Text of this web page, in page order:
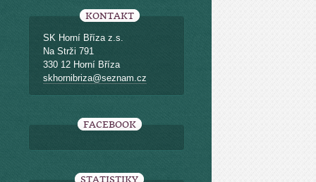
KONTAKT
SK Horní Bříza z.s.
Na Strži 791
330 12 Horní Bříza
skhornibriza@seznam.cz
FACEBOOK
STATISTIKY